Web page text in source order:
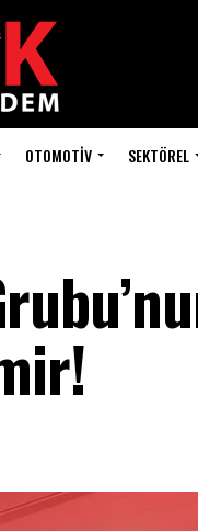
OTOMOTIV SEKTÖREL